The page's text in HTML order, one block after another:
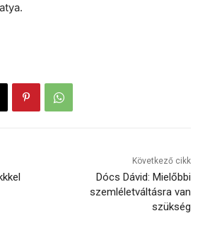
Következő cikk
Dócs Dávid: Mielőbbi
szemléletváltásra van
szükség